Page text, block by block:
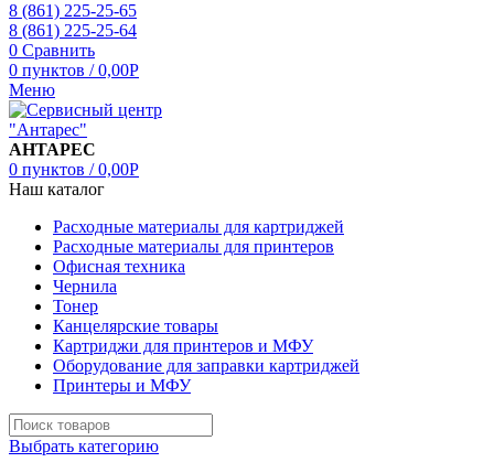
8 (861) 225-25-65
8 (861) 225-25-64
0 Сравнить
0 пунктов / 0,00Р
Меню
АНТАРЕС
0 пунктов / 0,00Р
Наш каталог
Расходные материалы для картриджей
Расходные материалы для принтеров
Офисная техника
Чернила
Тонер
Канцелярские товары
Картриджи для принтеров и МФУ
Оборудование для заправки картриджей
Принтеры и МФУ
Выбрать категорию